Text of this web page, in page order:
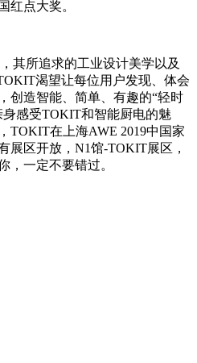
红点大奖。
其所追求的工业设计美学以及
渴望让每位用户发现、体会
创造智能、简单、有趣的“轻时
感受TOKIT和智能厨电的魅
TOKIT在上海AWE 2019中国家
展区开放，N1馆-TOKIT展区，
，一定不要错过。